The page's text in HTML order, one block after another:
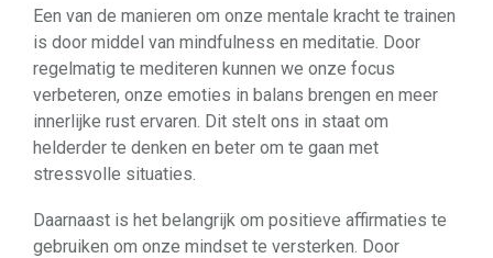
Een van de manieren om onze mentale kracht te trainen
is door middel van mindfulness en meditatie. Door
regelmatig te mediteren kunnen we onze focus
verbeteren, onze emoties in balans brengen en meer
innerlijke rust ervaren. Dit stelt ons in staat om
helderder te denken en beter om te gaan met
stressvolle situaties.
Daarnaast is het belangrijk om positieve affirmaties te
gebruiken om onze mindset te versterken. Door